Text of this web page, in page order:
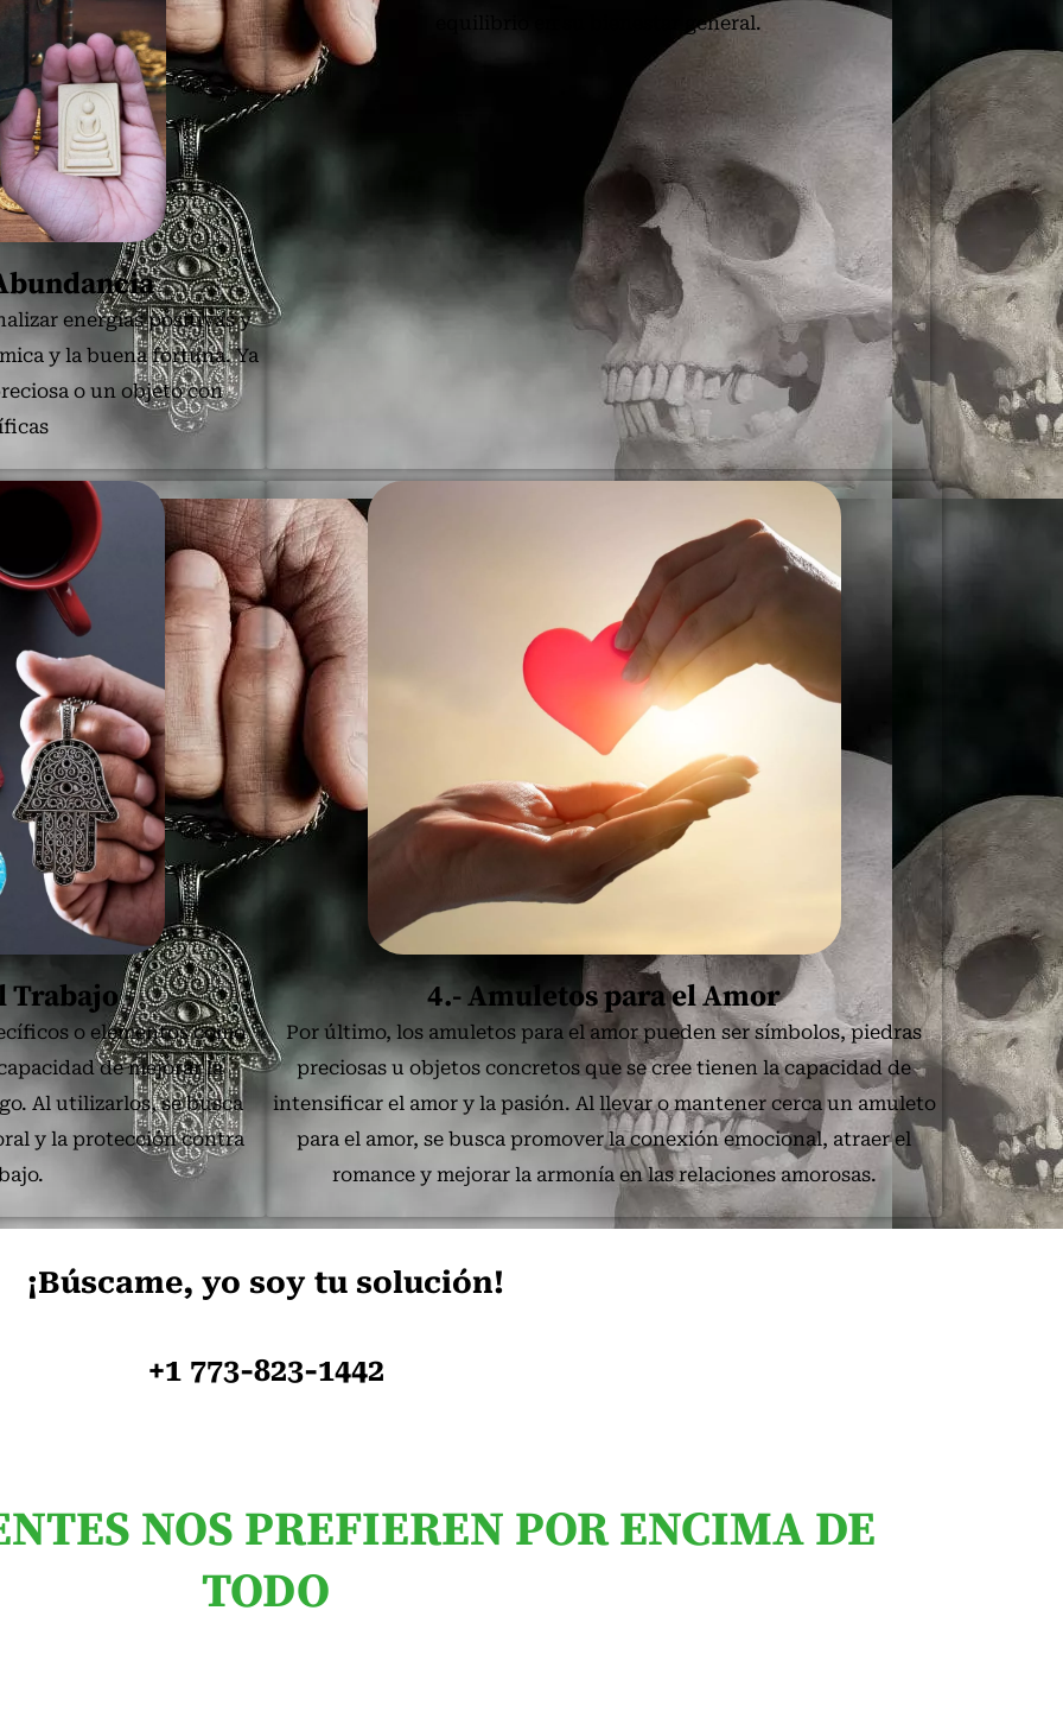
energías positivas y
y la buena fortuna. Ya
o un objeto con
equilibrio en su bienestar general.
Trabajo
o elementos como
de mejorar la
Al utilizarlos, se busca
y la protección contra
4.- Amuletos para el Amor
Por último, los amuletos para el amor pueden ser símbolos, piedras
preciosas u objetos concretos que se cree tienen la capacidad de
intensificar el amor y la pasión. Al llevar o mantener cerca un amuleto
para el amor, se busca promover la conexión emocional, atraer el
romance y mejorar la armonía en las relaciones amorosas.
¡Búscame, yo soy tu solución!
+1 773-823-1442
NOS PREFIEREN POR ENCIMA DE
TODO